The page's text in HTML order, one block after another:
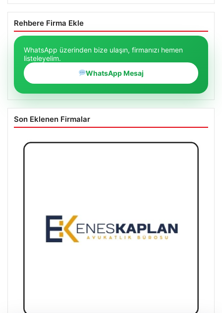
Rehbere Firma Ekle
WhatsApp üzerinden bize ulaşın, firmanızı hemen
listeleyelim.
WhatsApp Mesaj
Son Eklenen Firmalar